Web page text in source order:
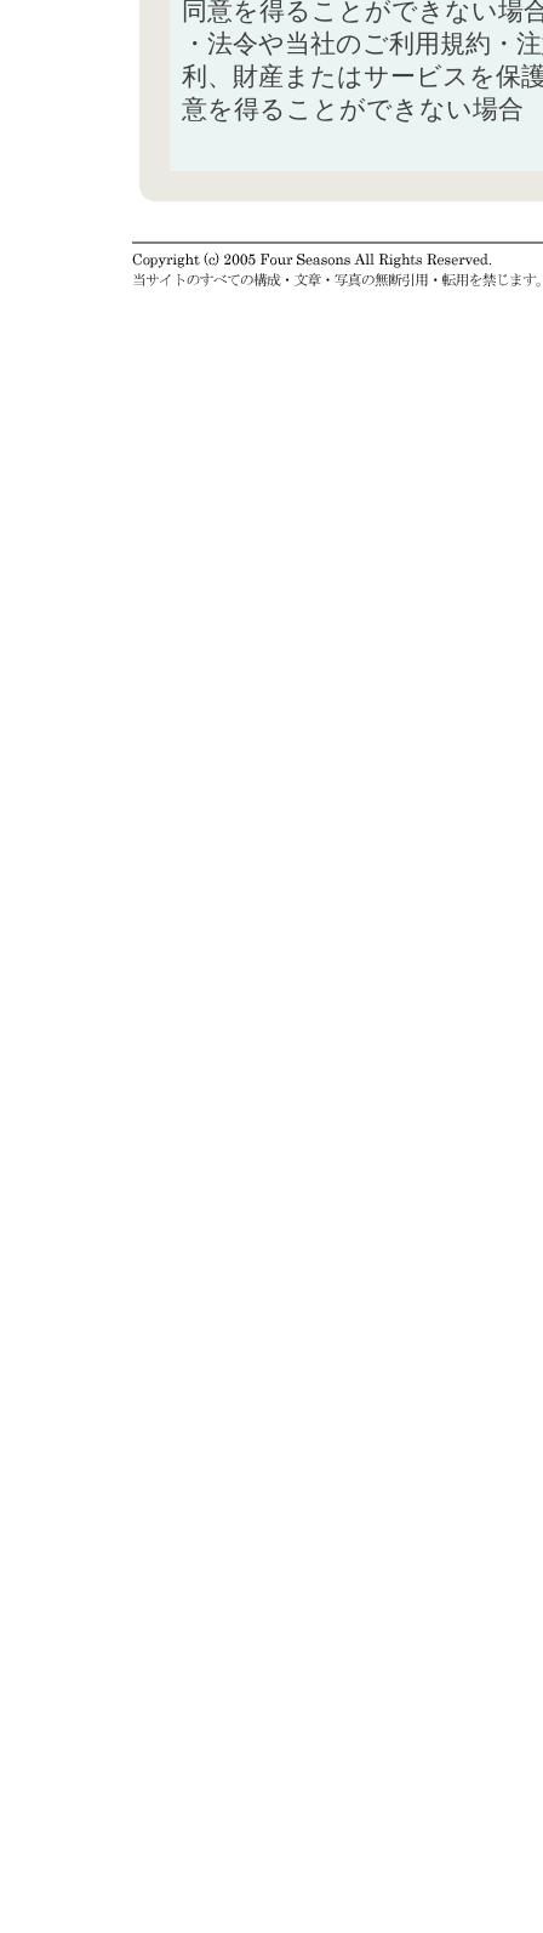
同意を得ることができない場
・法令や当社のご利用規約・
利、財産またはサービスを保
意を得ることができない場合